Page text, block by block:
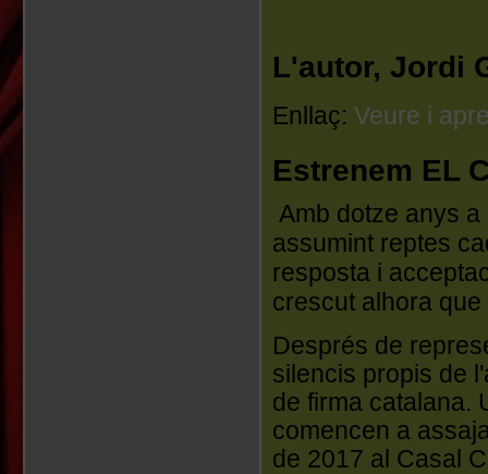
L'autor, Jordi
Enllaç: Veure i
Estrenem EL
Amb dotze anys
assumint reptes
resposta i
crescut alhora
Després de
silencis propis de
de firma catalana.
comencen a
de 2017 al Casal